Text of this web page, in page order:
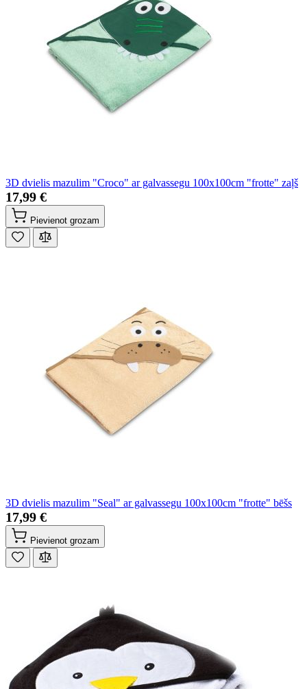
3D dvielis mazulim "Croco" ar galvassegu 100x100cm "frotte" zaļš
17,99 €
Pievienot grozam
3D dvielis mazulim "Seal" ar galvassegu 100x100cm "frotte" bēšs
17,99 €
Pievienot grozam